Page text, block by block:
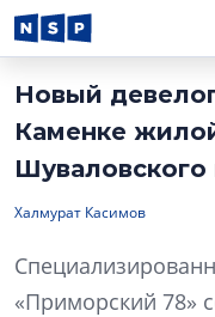
Новый
Каменке
Шуваловского
Халмурат Касимов
«Приморский 78»